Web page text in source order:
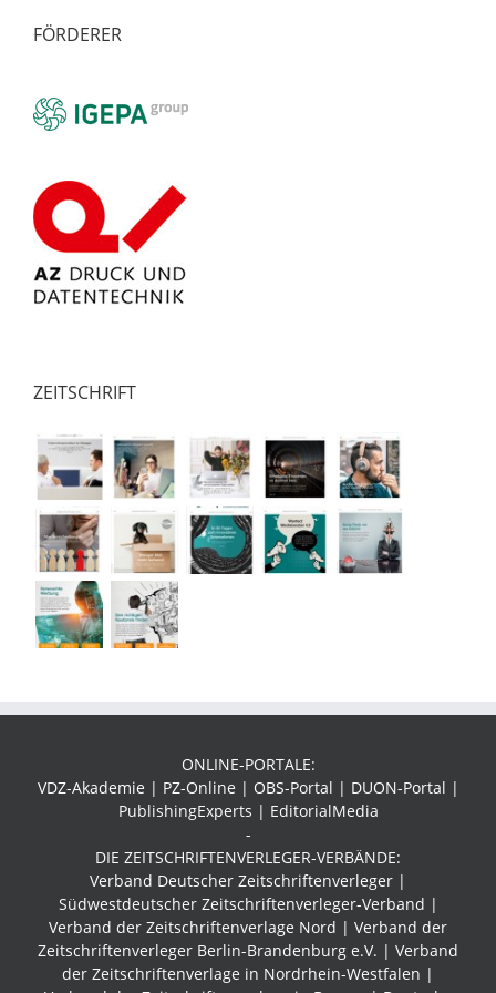
FÖRDERER
ZEITSCHRIFT
ONLINE-PORTALE:
VDZ-Akademie | PZ-Online | OBS-Portal | DUON-Portal |
PublishingExperts | EditorialMedia
-
DIE ZEITSCHRIFTENVERLEGER-VERBÄNDE:
Verband Deutscher Zeitschriftenverleger |
Südwestdeutscher Zeitschriftenverleger-Verband |
Verband der Zeitschriftenverlage Nord | Verband der
Zeitschriftenverleger Berlin-Brandenburg e.V. | Verband
der Zeitschriftenverlage in Nordrhein-Westfalen |